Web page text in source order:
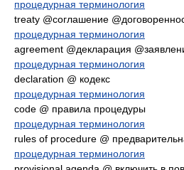
процедурная терминология
treaty @соглашение
процедурная терминология
agreement @декларация
процедурная терминология
declaration @ кодекс
процедурная терминология
code @ правила процедуры
процедурная терминология
rules of procedure @
процедурная терминология